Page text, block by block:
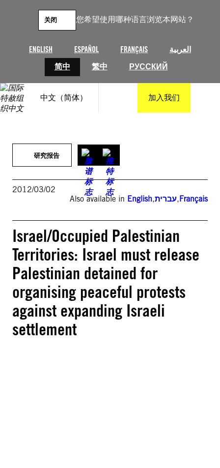
您希望使用哪种语言浏览本网站？
ENGLISH ESPAÑOL FRANÇAIS
العربية
简中
繁中 РУССКИЙ
关闭
中文（简体） 加入我们
研究报告
2012/03/02
Also available in English,עברית,Français
Israel/Occupied Palestinian
Territories: Israel must release
Palestinian detained for
organising peaceful protests
against expanding Israeli
settlement